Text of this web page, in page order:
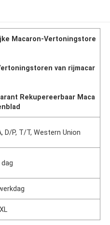
Macaron-Vertoningstore
van rijmacar
Rekupereerbaar Maca
D/P, T/T, Western Union